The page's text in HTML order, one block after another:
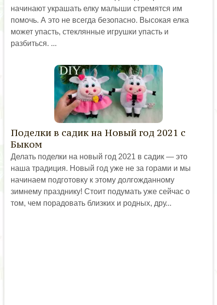
начинают украшать елку малыши стремятся им
помочь. А это не всегда безопасно. Высокая елка
может упасть, стеклянные игрушки упасть и
разбиться. ...
Поделки в садик на Новый год 2021 с
Быком
Делать поделки на новый год 2021 в садик — это
наша традиция. Новый год уже не за горами и мы
начинаем подготовку к этому долгожданному
зимнему празднику! Стоит подумать уже сейчас о
том, чем порадовать близких и родных, дру...